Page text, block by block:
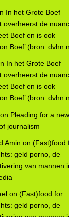
In het Grote Boef
overheerst de
Boef en is ook
Boef’ (bron:
In het Grote Boef
overheerst de
Boef en is ook
Boef’ (bron:
on Pleading for a new
journalism
Amin on (Fast)food
geld porno, de
van mannen
on (Fast)food for
geld porno, de